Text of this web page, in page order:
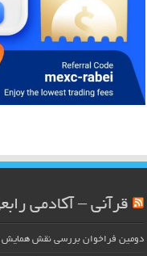
قرآنی – آکادمی
دومین فراخوان بررسی نقش همایش